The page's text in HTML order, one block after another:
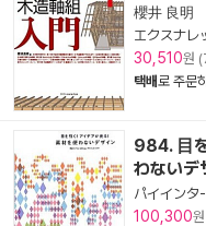
櫻井 良明
エクスナレ
30,510원
택배로 주문
984. 目
わない
パイインタ
100,300